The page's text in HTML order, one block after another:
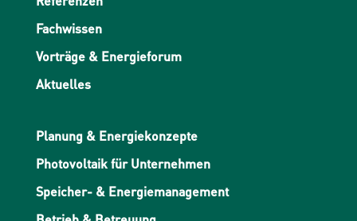
Fachwissen
Vorträge & Energieforum
Aktuelles
Planung & Energiekonzepte
Photovoltaik für Unternehmen
Speicher- & Energiemanagement